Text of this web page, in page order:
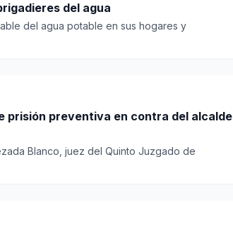
del agua
del agua potable en sus hogares y
prisión preventiva en contra del alcalde
Blanco, juez del Quinto Juzgado de